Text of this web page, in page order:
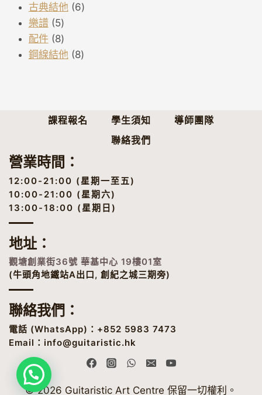
古典結他 66
品
樂譜 55
個
產
配件 88
個
鋼線結他 88
課程報名
學生須知
導師團隊
聯絡我們
營業時間：
12:00-21:00 (星期一至五)
10:00-21:00 (星期六)
13:00-18:00 (星期日)
地址：
觀塘創業街36號 華基中心 19樓01室
(牛頭角地鐵站A出口, 創紀之城三期旁)
聯絡我們：
電話 (WhatsApp)：+852 5983 7473
Email： info@guitaristic.hk
© 2026 Guitaristic Art Centre 保留一切權利。